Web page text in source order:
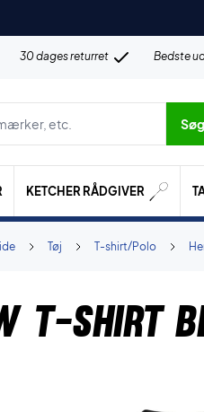
30 dages returret Bedste
etc.
Søg
KETCHER RÅDGIVER
T-shirt/Polo
Tøj
T-shirt